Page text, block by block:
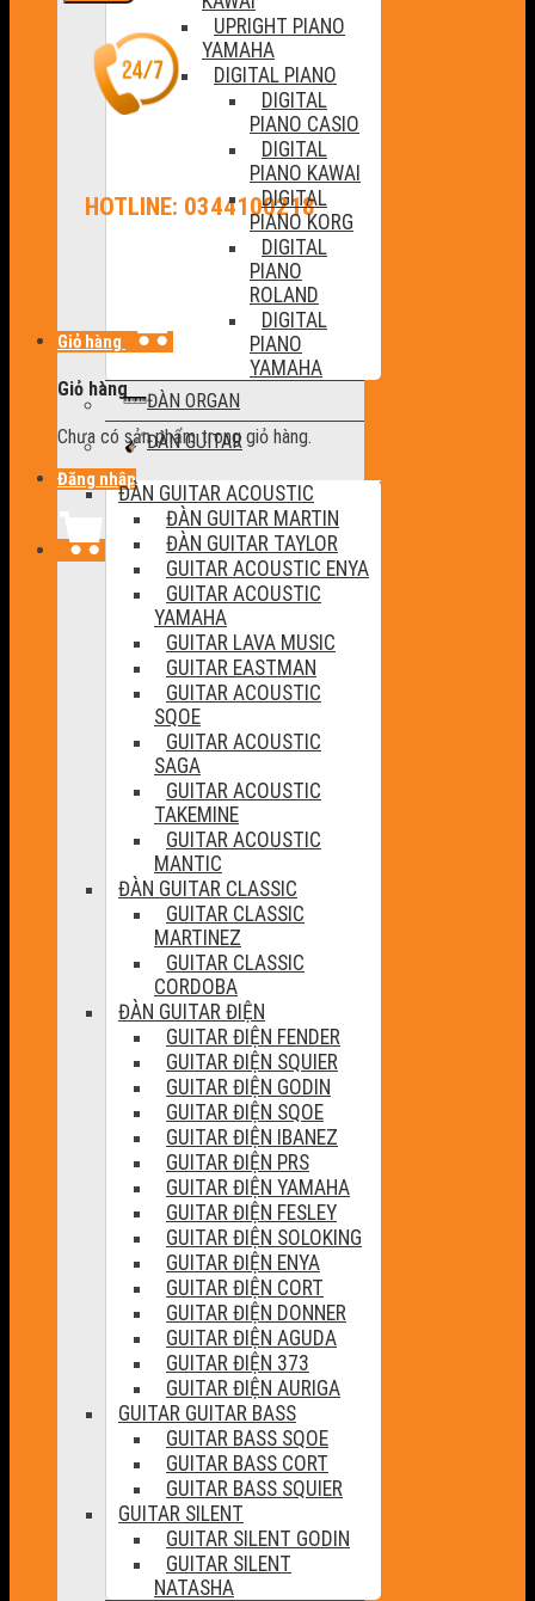
HOTLINE: 0344100218
Giỏ hàng
Giỏ hàng
Chưa có sản phẩm trong giỏ hàng.
Đăng nhập
UPRIGHT PIANO
YAMAHA
DIGITAL PIANO
DIGITAL
PIANO CASIO
DIGITAL
PIANO KAWAI
DIGITAL
PIANO KORG
DIGITAL
PIANO
ROLAND
DIGITAL
PIANO
YAMAHA
ĐÀN ORGAN
ĐÀN GUITAR
ĐÀN GUITAR ACOUSTIC
ĐÀN GUITAR MARTIN
ĐÀN GUITAR TAYLOR
GUITAR ACOUSTIC ENYA
GUITAR ACOUSTIC
YAMAHA
GUITAR LAVA MUSIC
GUITAR EASTMAN
GUITAR ACOUSTIC
SQOE
GUITAR ACOUSTIC
SAGA
GUITAR ACOUSTIC
TAKEMINE
GUITAR ACOUSTIC
MANTIC
ĐÀN GUITAR CLASSIC
GUITAR CLASSIC
MARTINEZ
GUITAR CLASSIC
CORDOBA
ĐÀN GUITAR ĐIỆN
GUITAR ĐIỆN FENDER
GUITAR ĐIỆN SQUIER
GUITAR ĐIỆN GODIN
GUITAR ĐIỆN SQOE
GUITAR ĐIỆN IBANEZ
GUITAR ĐIỆN PRS
GUITAR ĐIỆN YAMAHA
GUITAR ĐIỆN FESLEY
GUITAR ĐIỆN SOLOKING
GUITAR ĐIỆN ENYA
GUITAR ĐIỆN CORT
GUITAR ĐIỆN DONNER
GUITAR ĐIỆN AGUDA
GUITAR ĐIỆN 373
GUITAR ĐIỆN AURIGA
GUITAR GUITAR BASS
GUITAR BASS SQOE
GUITAR BASS CORT
GUITAR BASS SQUIER
GUITAR SILENT
GUITAR SILENT GODIN
GUITAR SILENT
NATASHA